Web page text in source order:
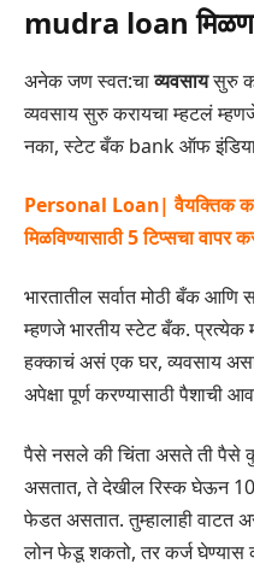
mudra loan
अनेक जण स्वत:चाव्यवसायसुरु
व्यवसाय सुरु करायचा म्हटलं
नका, स्टेट बँक bank ऑफ
Personal Loan| वैयक्तिक कर्ज
मिळविण्यासाठी 5 टिप्सचा वापर
भारतातील सर्वात मोठी बँक
म्हणजे भारतीय स्टेट बँक. प्रत्येक
हक्काचं असं एक घर, व्यवसाय
अपेक्षा पूर्ण करण्यासाठी पैशाची
पैसे नसले की चिंता असते ती पैसे
असतात, ते देखील रिस्क घेऊन 10
फेडत असतात. तुम्हालाही
लोन फेडू शकतो, तर कर्ज घेण्यास